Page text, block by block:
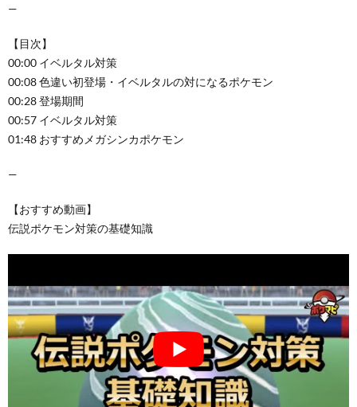
—
【目次】
00:00 イベルタル対策
00:08 色違い初登場・イベルタルの対になるポケモン
00:28 登場期間
00:57 イベルタル対策
01:48 おすすめメガシンカポケモン
—
【おすすめ動画】
伝説ポケモン対策の基礎知識